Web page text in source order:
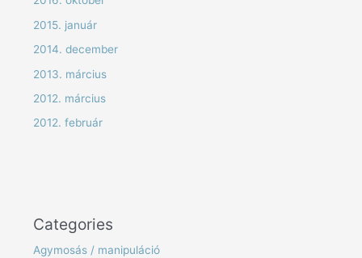
2015. január
2014. december
2013. március
2012. március
2012. február
Categories
Agymosás / manipuláció